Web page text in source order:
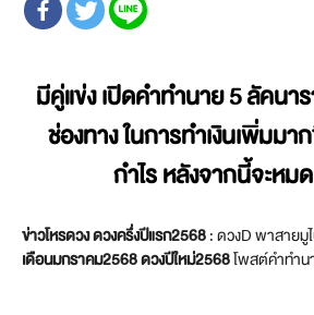
มีคู่แข่ง เปิดคำทำนาย 5 ลัคนา
ช่องทาง ในการทำเงินเพิ่มมา
กำไร หลังจากนี้จะหม
ข่าวโหรดวง ดวงครึ่งปีแรก2568: ดวงD พาสายมู
เดือนมกราคม2568ดวงปีใหม่2568โพสต์คำทำน